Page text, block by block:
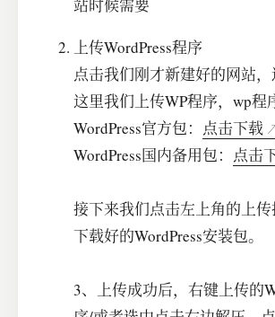
站时候需要
上传WordPress程序
点击我们刚才新建好的网站，
这里我们上传WP程序，wp程
WordPress官方包： 点击下载
WordPress国内备用包： 点击
接下来我们点击左上角的上
下载好的WordPress安装包。
3、上传成功后，右键上传的